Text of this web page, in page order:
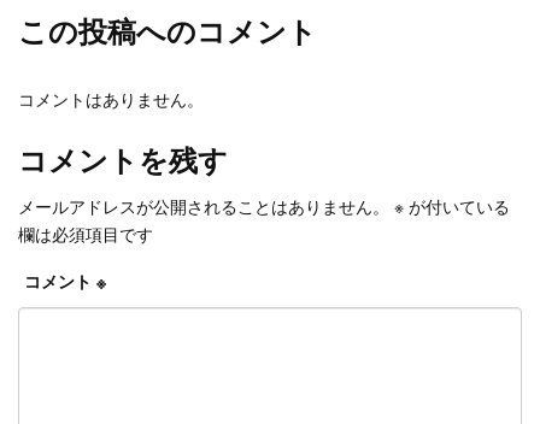
この投稿へのコメント
コメントはありません。
コメントを残す
メールアドレスが公開されることはありません。 ※ が付いている
欄は必須項目です
コメント ※